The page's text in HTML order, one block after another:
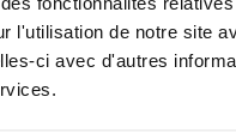
l'utilisation de notre site
ci avec d'autres